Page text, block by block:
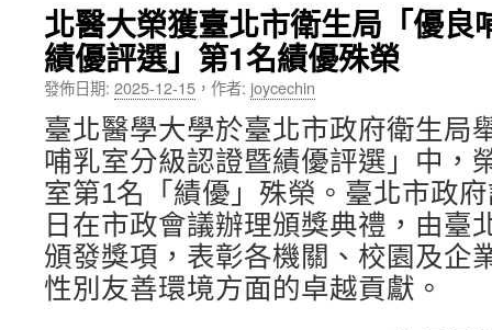
容北醫大榮獲臺北市衛生局「優良
績優評選」第1名績優殊榮
發佈日期: 2025-12-15 ， 作者: joycechin
臺北醫學大學於臺北市政府衛生局
哺乳室分級認證暨績優評選」中，
室第1名「績優」殊榮。臺北市政
日在市政會議辦理頒獎典禮，由臺
頒發獎項，表彰各機關、校園及企
性別友善環境方面的卓越貢獻。